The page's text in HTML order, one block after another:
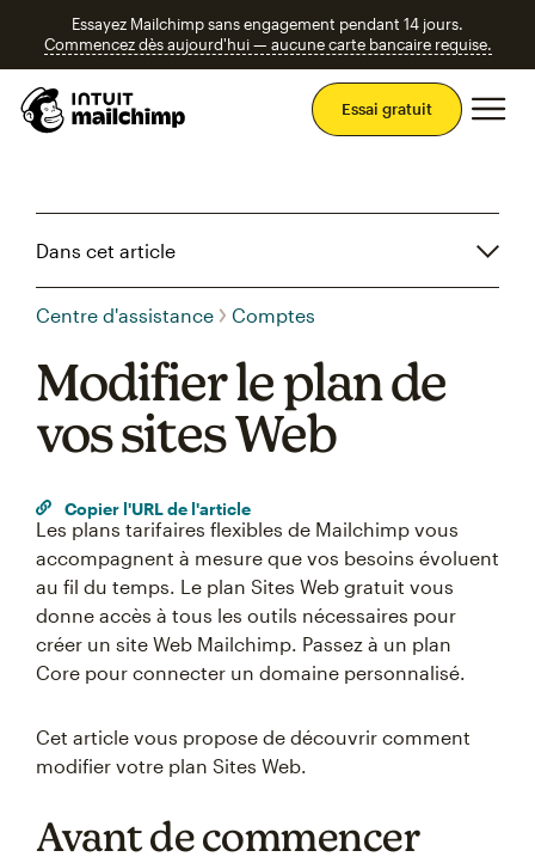
Essayez Mailchimp sans engagement pendant 14 jours.
Commencez dès aujourd'hui — aucune carte bancaire requise.
Essai gratuit
Dans cet article
Centre d'assistance Comptes
Modifier le plan de
vos sites Web
Copier l'URL de l'article
Les plans tarifaires flexibles de Mailchimp vous
accompagnent à mesure que vos besoins évoluent
au fil du temps. Le plan Sites Web gratuit vous
donne accès à tous les outils nécessaires pour
créer un site Web Mailchimp. Passez à un plan
Core pour connecter un domaine personnalisé.
Cet article vous propose de découvrir comment
modifier votre plan Sites Web.
Avant de commencer